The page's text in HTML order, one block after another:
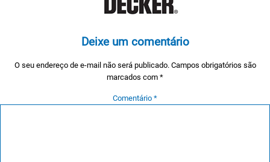
Deixe um comentário
O seu endereço de e-mail não será publicado. Campos obrigatórios são
marcados com *
Comentário *